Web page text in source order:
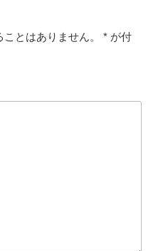
とはありません。 * が付